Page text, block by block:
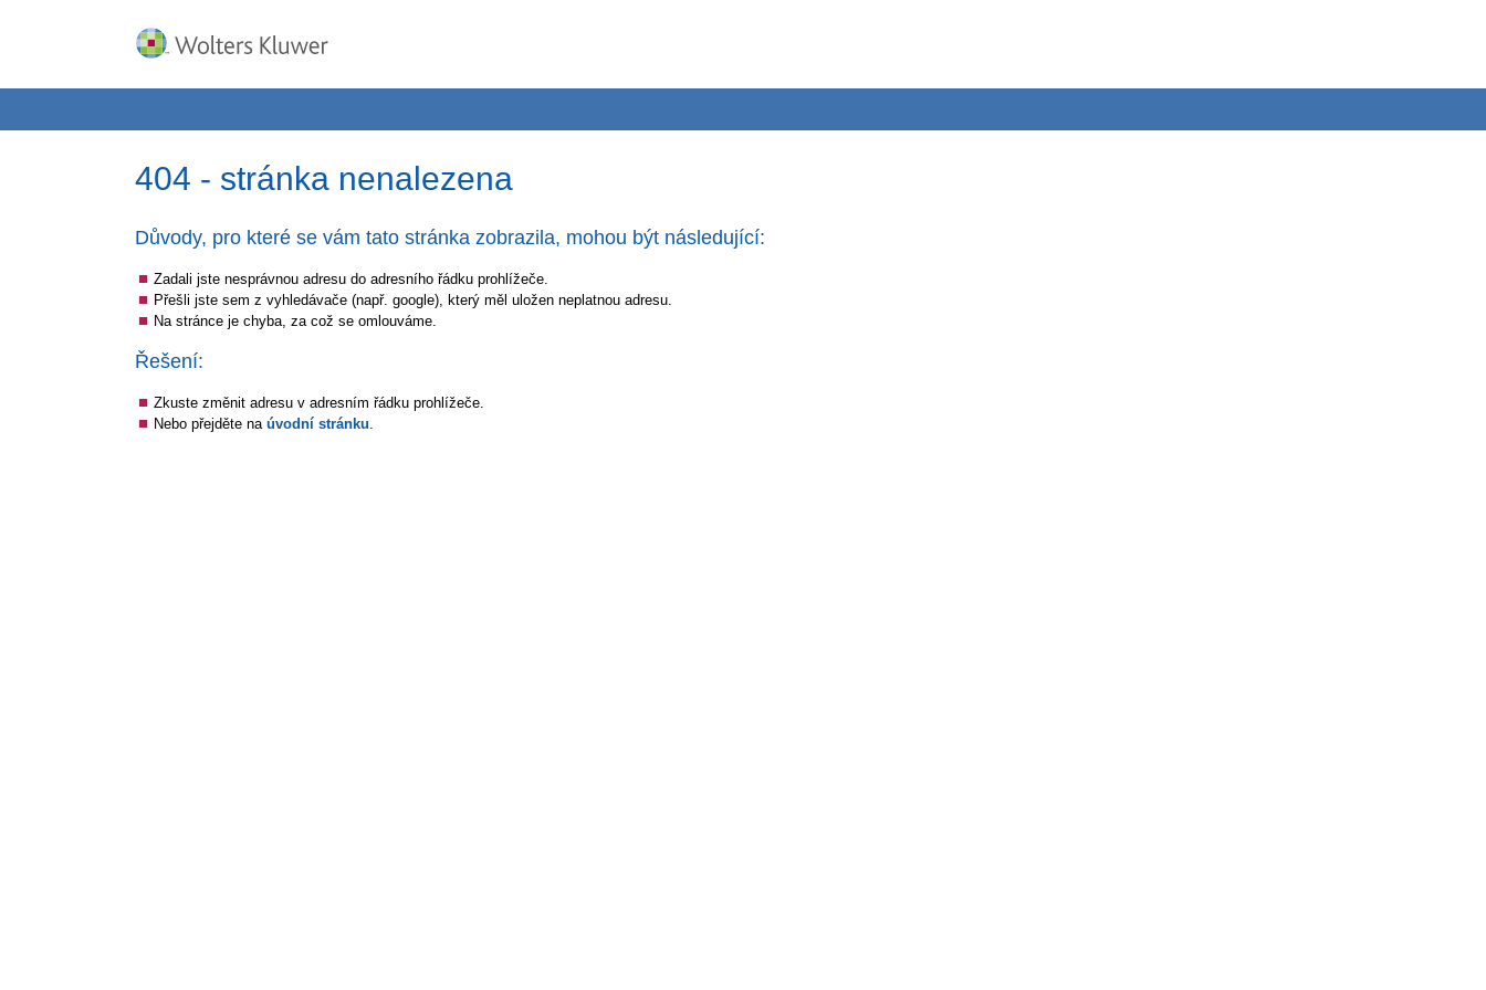
404 - stránka nenalezena
Důvody, pro které se vám tato stránka zobrazila, mohou být následující:
Zadali jste nesprávnou adresu do adresního řádku prohlížeče.
Přešli jste sem z vyhledávače (např. google), který měl uložen neplatnou adresu.
Na stránce je chyba, za což se omlouváme.
Řešení:
Zkuste změnit adresu v adresním řádku prohlížeče.
Nebo přejděte na úvodní stránku